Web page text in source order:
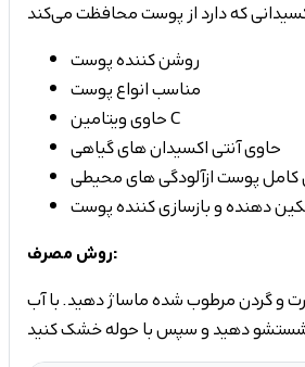
روشن کننده پوست
مناسب انواع پوست
حاوی ویتامین C
حاوی آنتی اکسیدان های گیاهی
پوست ازآلودگی های محیطی
دهنده و بازسازی کننده پوست
روش مصرف:
و گردن مرطوب شده ماساژ دهید. با آب